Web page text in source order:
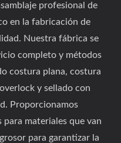
profesional de
en la fabricación de
Nuestra fábrica se
completo y métodos
costura plana, costura
y sellado con
Proporcionamos
materiales que van
para garantizar la